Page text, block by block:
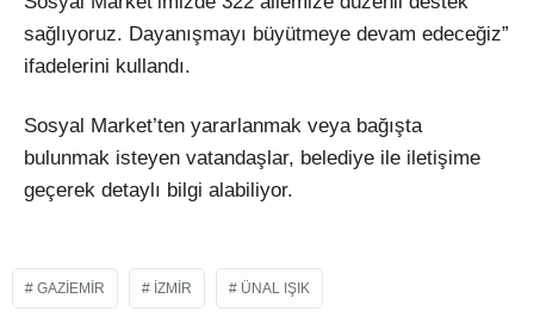
sağlıyoruz. Dayanışmayı büyütmeye devam edeceğiz”
ifadelerini kullandı.
Sosyal Market’ten yararlanmak veya bağışta
bulunmak isteyen vatandaşlar, belediye ile iletişime
geçerek detaylı bilgi alabiliyor.
GAZIEMIR IZMIR ÜNAL IŞIK